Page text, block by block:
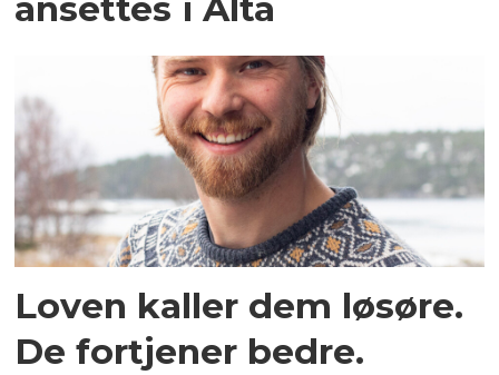
Loven kaller dem løsøre.
De fortjener bedre.